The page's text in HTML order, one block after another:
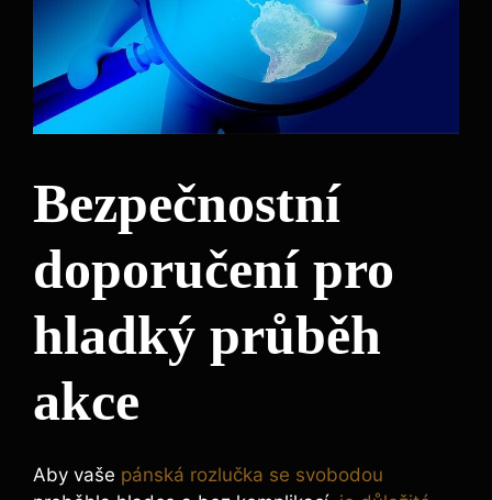
Bezpečnostní
doporučení pro
hladký průběh
akce
Aby vaše‌ pánská rozlučka se svobodou